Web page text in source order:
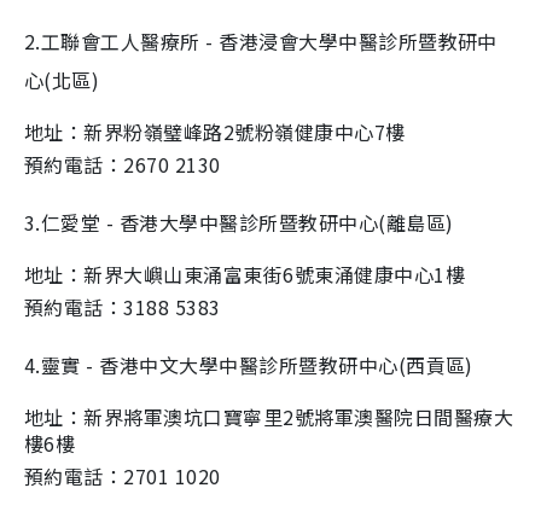
2.工聯會工人醫療所 - 香港浸會大學中醫診所暨教研中
心(北區)
地址：新界粉嶺璧峰路2號粉嶺健康中心7樓
預約電話：2670 2130
3.仁愛堂 - 香港大學中醫診所暨教研中心(離島區)
地址：新界大嶼山東涌富東街6號東涌健康中心1樓
預約電話：3188 5383
4.靈實 - 香港中文大學中醫診所暨教研中心(西貢區)
地址：新界將軍澳坑口寶寧里2號將軍澳醫院日間醫療大
樓6樓
預約電話：2701 1020